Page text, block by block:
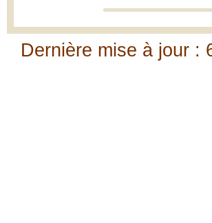
Dernière mise à jour :